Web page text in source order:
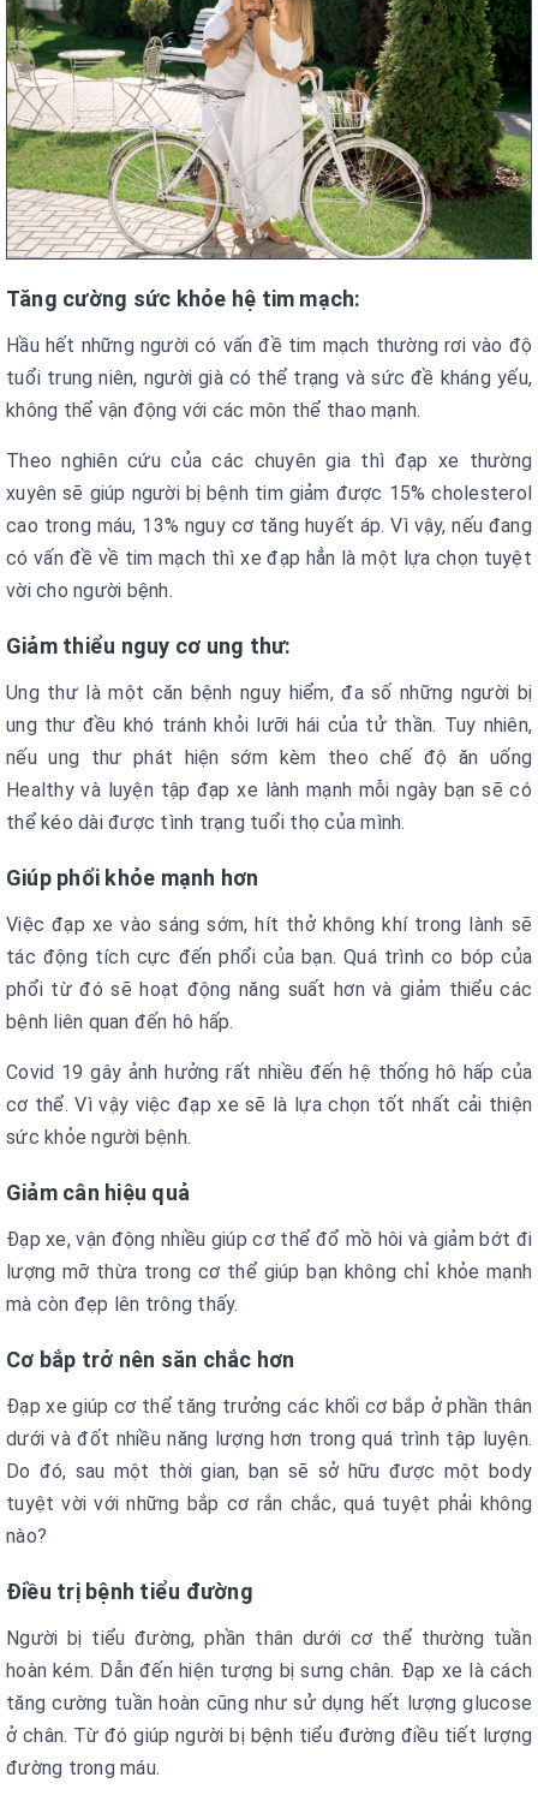
Tăng cường sức khỏe hệ tim mạch:
Hầu hết những người có vấn đề tim mạch thường rơi vào độ
tuổi trung niên, người già có thể trạng và sức đề kháng yếu,
không thể vận động với các môn thể thao mạnh.
Theo nghiên cứu của các chuyên gia thì đạp xe thường
xuyên sẽ giúp người bị bệnh tim giảm được 15% cholesterol
cao trong máu, 13% nguy cơ tăng huyết áp. Vì vậy, nếu đang
có vấn đề về tim mạch thì xe đạp hẳn là một lựa chọn tuyệt
vời cho người bệnh.
Giảm thiểu nguy cơ ung thư:
Ung thư là một căn bệnh nguy hiểm, đa số những người bị
ung thư đều khó tránh khỏi lưỡi hái của tử thần. Tuy nhiên,
nếu ung thư phát hiện sớm kèm theo chế độ ăn uống
Healthy và luyện tập đạp xe lành mạnh mỗi ngày bạn sẽ có
thể kéo dài được tình trạng tuổi thọ của mình.
Giúp phổi khỏe mạnh hơn
Việc đạp xe vào sáng sớm, hít thở không khí trong lành sẽ
tác động tích cực đến phổi của bạn. Quá trình co bóp của
phổi từ đó sẽ hoạt động năng suất hơn và giảm thiểu các
bệnh liên quan đến hô hấp.
Covid 19 gây ảnh hưởng rất nhiều đến hệ thống hô hấp của
cơ thể. Vì vậy việc đạp xe sẽ là lựa chọn tốt nhất cải thiện
sức khỏe người bệnh.
Giảm cân hiệu quả
Đạp xe, vận động nhiều giúp cơ thể đổ mồ hôi và giảm bớt đi
lượng mỡ thừa trong cơ thể giúp bạn không chỉ khỏe mạnh
mà còn đẹp lên trông thấy.
Cơ bắp trở nên săn chắc hơn
Đạp xe giúp cơ thể tăng trưởng các khối cơ bắp ở phần thân
dưới và đốt nhiều năng lượng hơn trong quá trình tập luyện.
Do đó, sau một thời gian, bạn sẽ sở hữu được một body
tuyệt vời với những bắp cơ rắn chắc, quá tuyệt phải không
nào?
Điều trị bệnh tiểu đường
Người bị tiểu đường, phần thân dưới cơ thể thường tuần
hoàn kém. Dẫn đến hiện tượng bị sưng chân. Đạp xe là cách
tăng cường tuần hoàn cũng như sử dụng hết lượng glucose
ở chân. Từ đó giúp người bị bệnh tiểu đường điều tiết lượng
đường trong máu.